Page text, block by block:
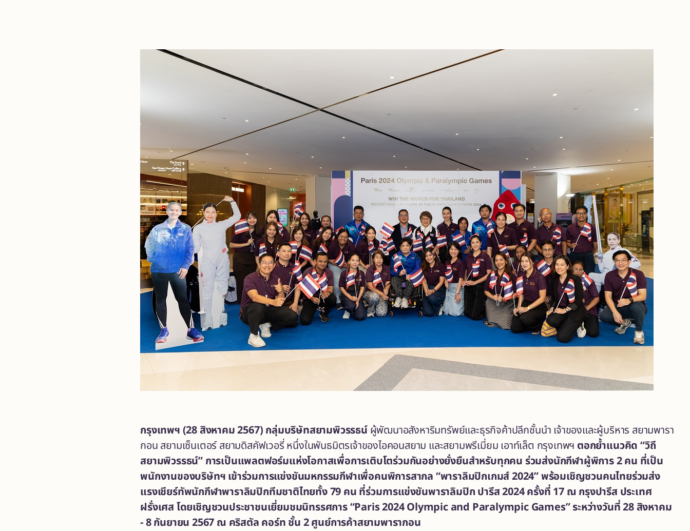
กรุงเทพฯ (28 สิงหาคม 2567) กลุ่มบริษัทสยามพิวรรธน์ผู้พัฒนาอสังหาริมทรัพย์และธุรกิจค้าปลีกชั้นนำ เจ้าของและผู้บริหาร สยามพารา
กอน สยามเซ็นเตอร์ สยามดิสคัฟเวอรี่ หนึ่งในพันธมิตรเจ้าของไอคอนสยาม และสยามพรีเมี่ยม เอาท์เล็ต กรุงเทพฯ ตอกย้ำแนวคิด “วิถี
สยามพิวรรธน์” การเป็นแพลตฟอร์มแห่งโอกาสเพื่อการเติบโตร่วมกันอย่างยั่งยืนสำหรับทุกคน ร่วมส่งนักกีฬาผู้พิการ2 คน ที่เป็น
พนักงานของบริษัทฯ เข้าร่วมการแข่งขันมหกรรมกีฬาเพื่อคนพิการสากล “พาราลิมปิกเกมส์ 2024” พร้อมเชิญชวนคนไทยร่วมส่ง
แรงเชียร์ทัพนักกีฬาพาราลิมปิกทีมชาติไทยทั้ง 79 คน ที่ร่วมการแข่งขันพาราลิมปิก ปารีส 2024 ครั้งที่ 17 ณ กรุงปารีส ประเทศ
ฝรั่งเศส โดยเชิญชวนประชาชนเยี่ยมชมนิทรรศการ “Paris 2024 Olympic and Paralympic Games” ระหว่างวันที่ 28 สิงหาคม
- 8 กันยายน 2567 ณ คริสตัล คอร์ท ชั้น 2 ศูนย์การค้าสยามพารากอน